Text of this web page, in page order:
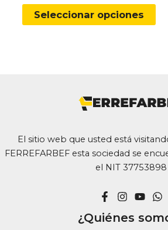
Seleccionar opciones
Este
se
El sitio web que usted está
FERREFARBEF esta sociedad se
el NIT 37753898
¿Quiénes